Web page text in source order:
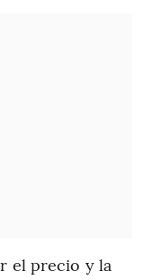
el precio y la